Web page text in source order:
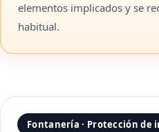
elementos implicados y se
habitual.
Fontanería · Protección de